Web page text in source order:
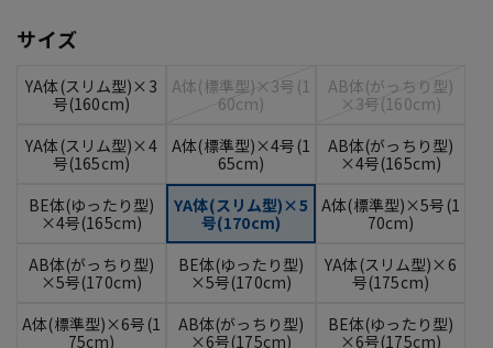
サイズ
YA体(スリム型)×3
号(160cm)
A体(標準型)×3号(1
60cm)
AB体(がっちり型)
×3号(160cm)
YA体(スリム型)×4
号(165cm)
A体(標準型)×4号(1
65cm)
AB体(がっちり型)
×4号(165cm)
BE体(ゆったり型)
×4号(165cm)
YA体(スリム型)×5
号(170cm)
A体(標準型)×5号(1
70cm)
AB体(がっちり型)
×5号(170cm)
BE体(ゆったり型)
×5号(170cm)
YA体(スリム型)×6
号(175cm)
A体(標準型)×6号(1
75cm)
AB体(がっちり型)
×6号(175cm)
BE体(ゆったり型)
×6号(175cm)